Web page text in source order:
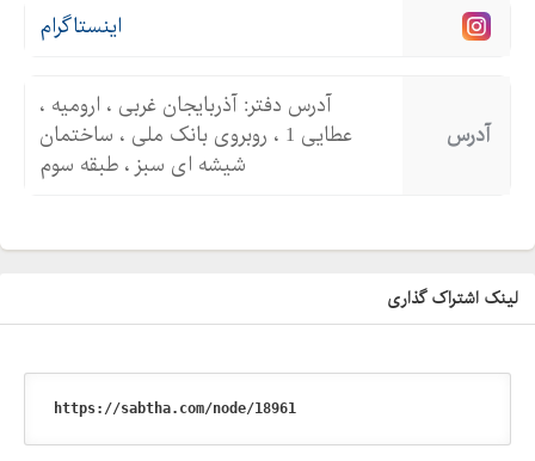
اینستاگرام
آدرس
آدرس دفتر: آذربایجان غربی ، ارومیه ،
عطایی 1 ، روبروی بانک ملی ، ساختمان
شیشه ای سبز ، طبقه سوم
لینک اشتراک گذاری